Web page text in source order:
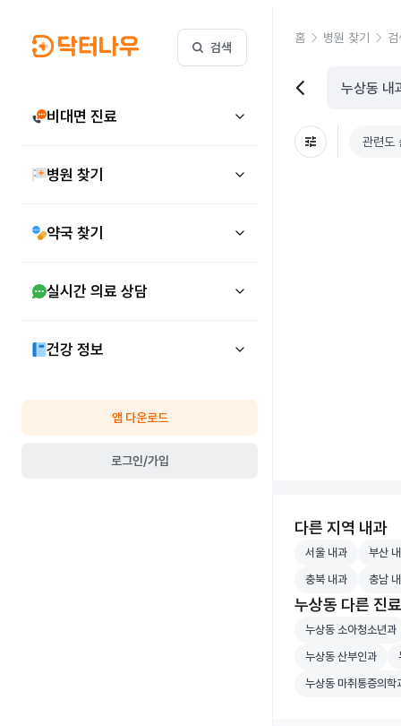
검색
비대면 진료
병원 찾기
약국 찾기
실시간 의료 상담
건강 정보
앱 다운로드
로그인/가입
홈 병원 찾기
관련도
다른 지역 내과
서울 내과 병원 검
서울 내과 부산
부산
충북 내과 병원 검
충북 내과 충남
충남
누상동 다른 진
누상동 소아청소
누상동 소아청소년과
누상동 산부인과
누상동 산부인과
누상동 마취통증
누상동 마취통증의학